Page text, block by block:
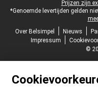
Prijzen zijn
*Genoemde levertijden gelden
Over Belsimpel
Nieuws
Impressum
©